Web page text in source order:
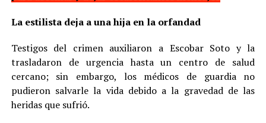
La estilista deja a una hija en la orfandad
Testigos del crimen auxiliaron a Escobar Soto y la
trasladaron de urgencia hasta un centro de salud
cercano; sin embargo, los médicos de guardia no
pudieron salvarle la vida debido a la gravedad de las
heridas que sufrió.